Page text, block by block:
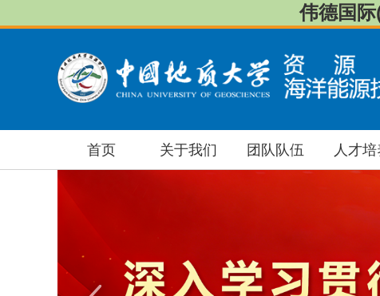
伟德国
首页 关于我们 团队队伍 人才培